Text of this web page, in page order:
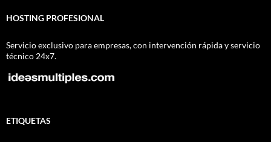
HOSTING PROFESIONAL
Servicio exclusivo para empresas, con intervención rápida y servicio
técnico 24x7.
ETIQUETAS